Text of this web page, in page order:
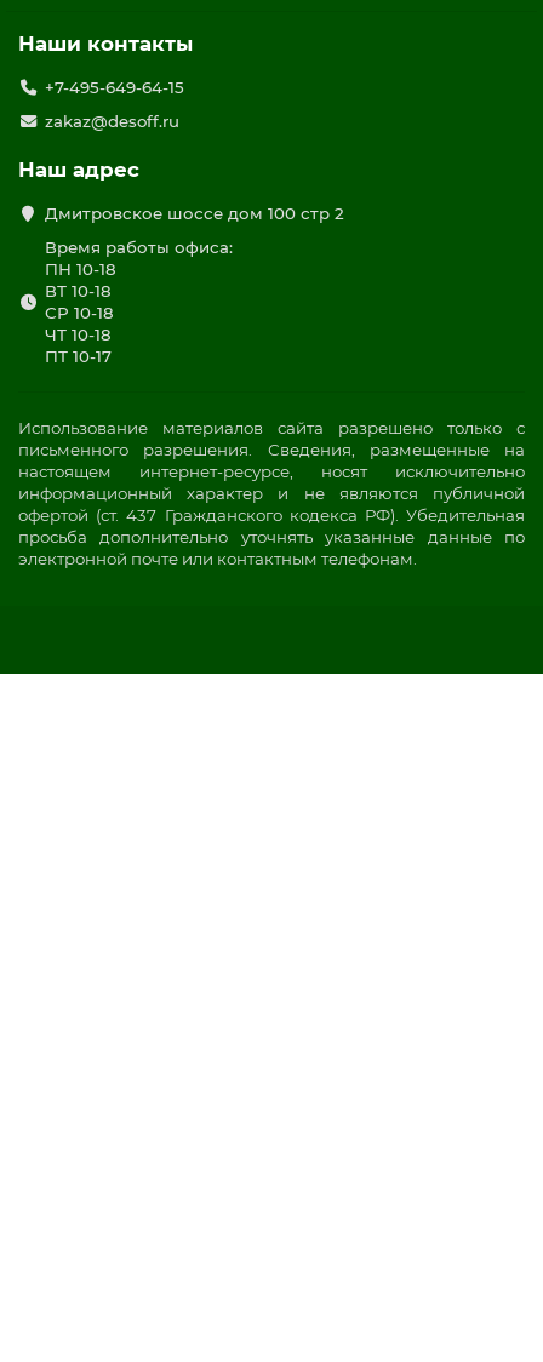
Наши контакты
+7-495-649-64-15
zakaz@desoff.ru
Наш адрес
Дмитровское шоссе дом 100 стр 2
Время работы офиса:
ПН 10-18
ВТ 10-18
СР 10-18
ЧТ 10-18
ПТ 10-17
Использование материалов сайта разрешено только с
письменного разрешения. Сведения, размещенные на
настоящем интернет-ресурсе, носят исключительно
информационный характер и не являются публичной
офертой (ст. 437 Гражданского кодекса РФ). Убедительная
просьба дополнительно уточнять указанные данные по
электронной почте или контактным телефонам.